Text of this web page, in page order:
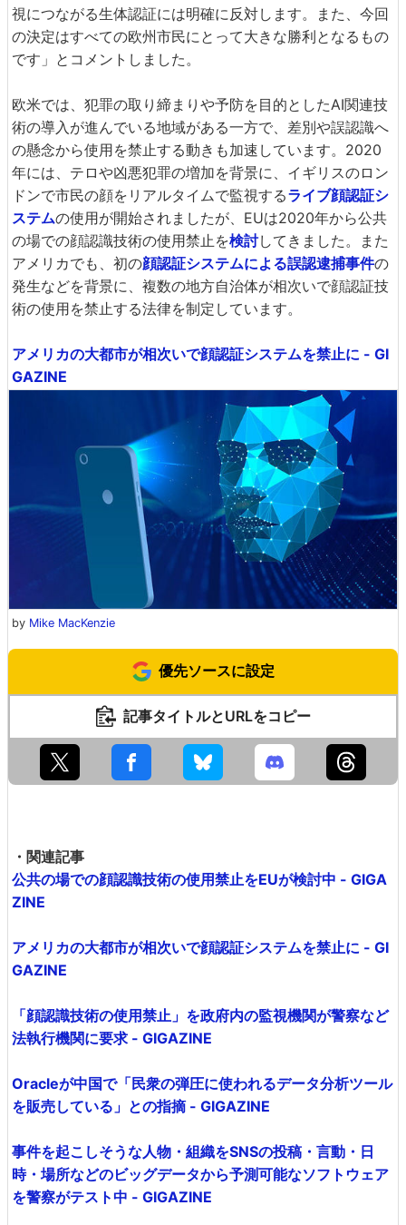
視につながる生体認証には明確に反対します。また、今回
の決定はすべての欧州市民にとって大きな勝利となるもの
です」とコメントしました。
欧米では、犯罪の取り締まりや予防を目的としたAI関連技
術の導入が進んでいる地域がある一方で、差別や誤認識へ
の懸念から使用を禁止する動きも加速しています。2020
年には、テロや凶悪犯罪の増加を背景に、イギリスのロン
ドンで市民の顔をリアルタイムで監視するライブ顔認証シ
ステムの使用が開始されましたが、EUは2020年から公共
の場での顔認識技術の使用禁止を検討してきました。また
アメリカでも、初の顔認証システムによる誤認逮捕事件の
発生などを背景に、複数の地方自治体が相次いで顔認証技
術の使用を禁止する法律を制定しています。
アメリカの大都市が相次いで顔認証システムを禁止に - GI
GAZINE
by Mike MacKenzie
優先ソースに設定
記事タイトルとURLをコピー
・関連記事
公共の場での顔認識技術の使用禁止をEUが検討中 - GIGA
ZINE
アメリカの大都市が相次いで顔認証システムを禁止に - GI
GAZINE
「顔認識技術の使用禁止」を政府内の監視機関が警察など
法執行機関に要求 - GIGAZINE
Oracleが中国で「民衆の弾圧に使われるデータ分析ツール
を販売している」との指摘 - GIGAZINE
事件を起こしそうな人物・組織をSNSの投稿・言動・日
時・場所などのビッグデータから予測可能なソフトウェア
を警察がテスト中 - GIGAZINE